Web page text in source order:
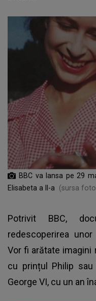
BBC va lansa pe 29
Elisabeta a II-a (sursa
Potrivit BBC,
redescoperirea
Vor fi arătate imagini
cu prințul Philip
George VI, cu un an